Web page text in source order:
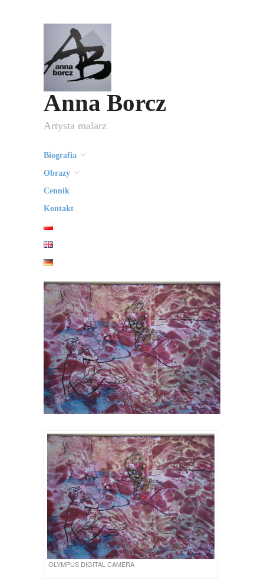
Anna Borcz
Artysta malarz
Biografia
Obrazy
Cennik
Kontakt
OLYMPUS DIGITAL CAMERA